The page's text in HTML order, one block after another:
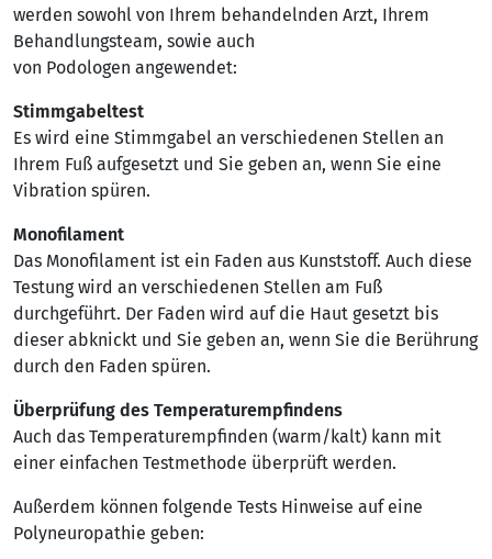
werden sowohl von Ihrem behandelnden Arzt, Ihrem
Behandlungsteam, sowie auch
von Podologen angewendet:
Stimmgabeltest
Es wird eine Stimmgabel an verschiedenen Stellen an
Ihrem Fuß aufgesetzt und Sie geben an, wenn Sie eine
Vibration spüren.
Monofilament
Das Monofilament ist ein Faden aus Kunststoff. Auch diese
Testung wird an verschiedenen Stellen am Fuß
durchgeführt. Der Faden wird auf die Haut gesetzt bis
dieser abknickt und Sie geben an, wenn Sie die Berührung
durch den Faden spüren.
Überprüfung des Temperaturempfindens
Auch das Temperaturempfinden (warm/kalt) kann mit
einer einfachen Testmethode überprüft werden.
Außerdem können folgende Tests Hinweise auf eine
Polyneuropathie geben: